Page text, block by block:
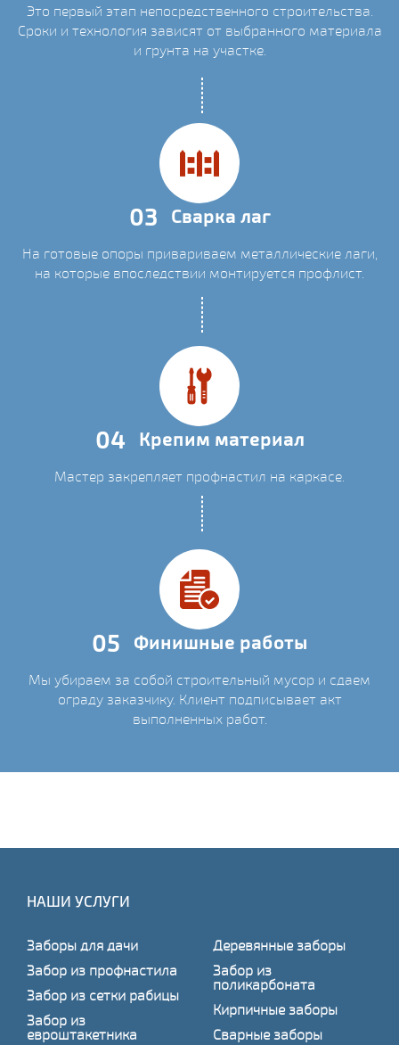
Это первый этап непосредственного строительства.
Сроки и технология зависят от выбранного материала
и грунта на участке.
03 Сварка лаг
На готовые опоры привариваем металлические лаги,
на которые впоследствии монтируется профлист.
04 Крепим материал
Мастер закрепляет профнастил на каркасе.
05 Финишные работы
Мы убираем за собой строительный мусор и сдаем
ограду заказчику. Клиент подписывает акт
выполненных работ.
НАШИ УСЛУГИ
Заборы для дачи
Забор из профнастила
Забор из сетки рабицы
Забор из
евроштакетника
Деревянные заборы
Забор из
поликарбоната
Кирпичные заборы
Сварные заборы